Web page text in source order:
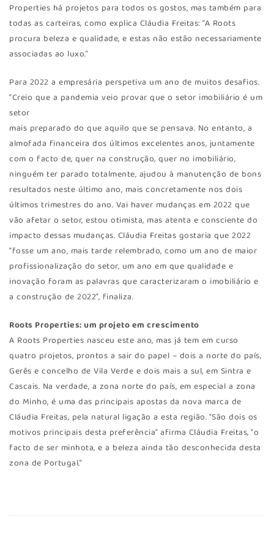
Properties há projetos para todos os gostos, mas também para
todas as carteiras, como explica Cláudia Freitas: “A Roots
procura beleza e qualidade, e estas não estão necessariamente
associadas ao luxo.”
Para 2022 a empresária perspetiva um ano de muitos desafios.
“Creio que a pandemia veio provar que o setor imobiliário é um
setor
mais preparado do que aquilo que se pensava. No entanto, a
almofada financeira dos últimos excelentes anos, juntamente
com o facto de, quer na construção, quer no imobiliário,
ninguém ter parado totalmente, ajudou à manutenção de bons
resultados neste último ano, mais concretamente nos dois
últimos trimestres do ano. Vai haver mudanças em 2022 que
vão afetar o setor, estou otimista, mas atenta e consciente do
impacto dessas mudanças. Cláudia Freitas gostaria que 2022
“fosse um ano, mais tarde relembrado, como um ano de maior
profissionalização do setor, um ano em que qualidade e
inovação foram as palavras que caracterizaram o imobiliário e
a construção de 2022”, finaliza.
Roots Properties: um projeto em crescimento
A Roots Properties nasceu este ano, mas já tem em curso
quatro projetos, prontos a sair do papel – dois a norte do país,
Gerês e concelho de Vila Verde e dois mais a sul, em Sintra e
Cascais. Na verdade, a zona norte do país, em especial a zona
do Minho, é uma das principais apostas da nova marca de
Cláudia Freitas, pela natural ligação a esta região. “São dois os
motivos principais desta preferência” afirma Cláudia Freitas, “o
facto de ser minhota, e a beleza ainda tão desconhecida desta
zona de Portugal.”